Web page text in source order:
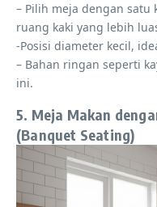
– Pilih meja dengan satu
ruang kaki yang lebih
-Posisi diameter kecil,
– Bahan ringan seperti
ini.
5. Meja Makan
(Banquet Seating)